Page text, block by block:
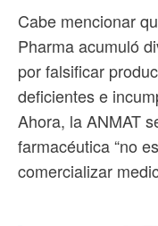
Cabe mencionar
Pharma acumuló
por falsificar
deficientes e
Ahora, la ANMAT
farmacéutica “no
comercializar